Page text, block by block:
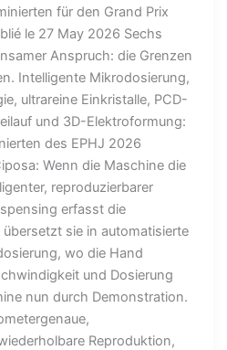
für den Grand Prix
le 27 May 2026 Sechs
Anspruch: die Grenzen
Intelligente Mikrodosierung,
ultrareine Einkristalle, PCD-
und 3D-Elektroformung:
des EPHJ 2026
Wenn die Maschine die
reproduzierbarer
erfasst die
sie in automatisierte
wo die Hand
und Dosierung
nun durch Demonstration.
Reproduktion,